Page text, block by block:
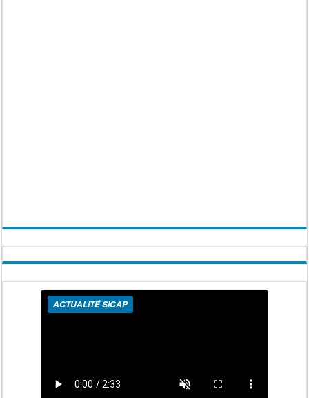
ACTUALITÉ SICAP